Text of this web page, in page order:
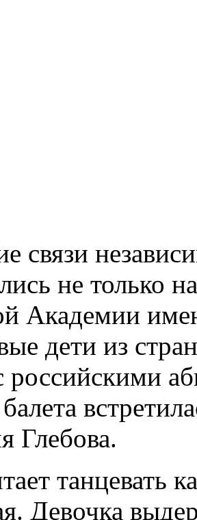
связи
не только
Академии
дети из
российскими
балета
Глебова.
танцевать
Девочка